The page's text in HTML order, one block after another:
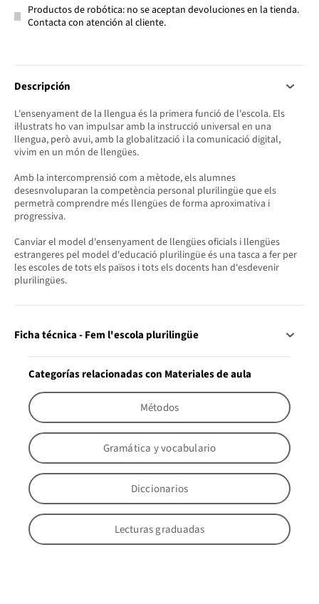
Productos de robótica: no se aceptan devoluciones en la tienda.
Contacta con atención al cliente.
Descripción
L'ensenyament de la llengua és la primera funció de l'escola. Els
il·lustrats ho van impulsar amb la instrucció universal en una
llengua, però avui, amb la globalització i la comunicació digital,
vivim en un món de llengües.
Amb la intercomprensió com a mètode, els alumnes
desesnvoluparan la competència personal plurilingüe que els
permetrà comprendre més llengües de forma aproximativa i
progressiva.
Canviar el model d'ensenyament de llengües oficials i llengües
estrangeres pel model d'educació plurilingüe és una tasca a fer per
les escoles de tots els països i tots els docents han d'esdevenir
plurilingües.
Ficha técnica - Fem l'escola plurilingüe
Categorías relacionadas con Materiales de aula
Métodos
Gramática y vocabulario
Diccionarios
Lecturas graduadas